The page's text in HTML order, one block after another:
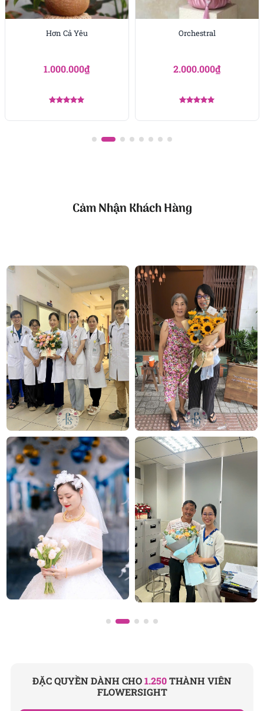
tượng sâu đậm. Đây là món quà vừa sang trọng vừa
chan chứa tình cảm, để lại dấu ấn bền lâu trong
Công ty TNHH Hoa Tươi FLOWERSIGHT –
hẹn. Mỗi sản phẩm là một tác phẩm nghệ thuật
Chúng tôi mang đến đa dạng mẫu hoa:hoa sinh
hoa khai trương,hoa cưới đẹp
, đặc biệt là các
mẫubó hoa cướiđược chăm chút kỹ lưỡng.
Văn Phòng: 235A Hoàng Hoa Thám, P.5, Quận Phú
Nhuận, TP.HCM
Địa chỉ: 120B Huỳnh Văn Bánh, P.11, Quận Phú Nhuận,
TP.HCM
Hotline: 093 407 2575
E-mail:info@flowersight.com
Website:https://flowersight.com/
Đánh giá product này
Hơn Cả Yêu
1.000.000₫
Orchestral
2.000.000₫
Cảm Nhận Khách Hàng
ĐẶC QUYỀN DÀNH CHO1.250THÀNH VIÊN
FLOWERSIGHT